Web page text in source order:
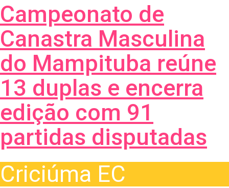
Campeonato de
Canastra Masculina
do Mampituba reúne
13 duplas e encerra
edição com 91
partidas disputadas
Criciúma EC